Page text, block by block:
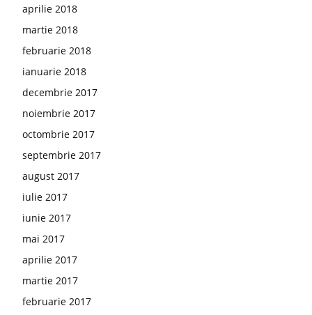
aprilie 2018
martie 2018
februarie 2018
ianuarie 2018
decembrie 2017
noiembrie 2017
octombrie 2017
septembrie 2017
august 2017
iulie 2017
iunie 2017
mai 2017
aprilie 2017
martie 2017
februarie 2017